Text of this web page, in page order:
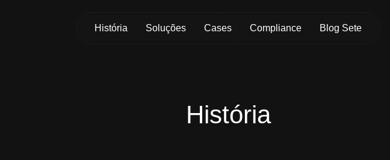
História Soluções Cases Compliance Blog Sete
História